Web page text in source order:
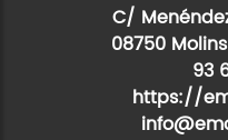
C/
08750
93
https://